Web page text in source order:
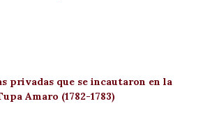
privadas que se incautaron en la
Amaro (1782-1783)